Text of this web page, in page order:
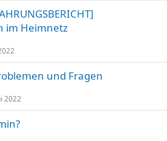
im Heimnetz
und Fragen
2022